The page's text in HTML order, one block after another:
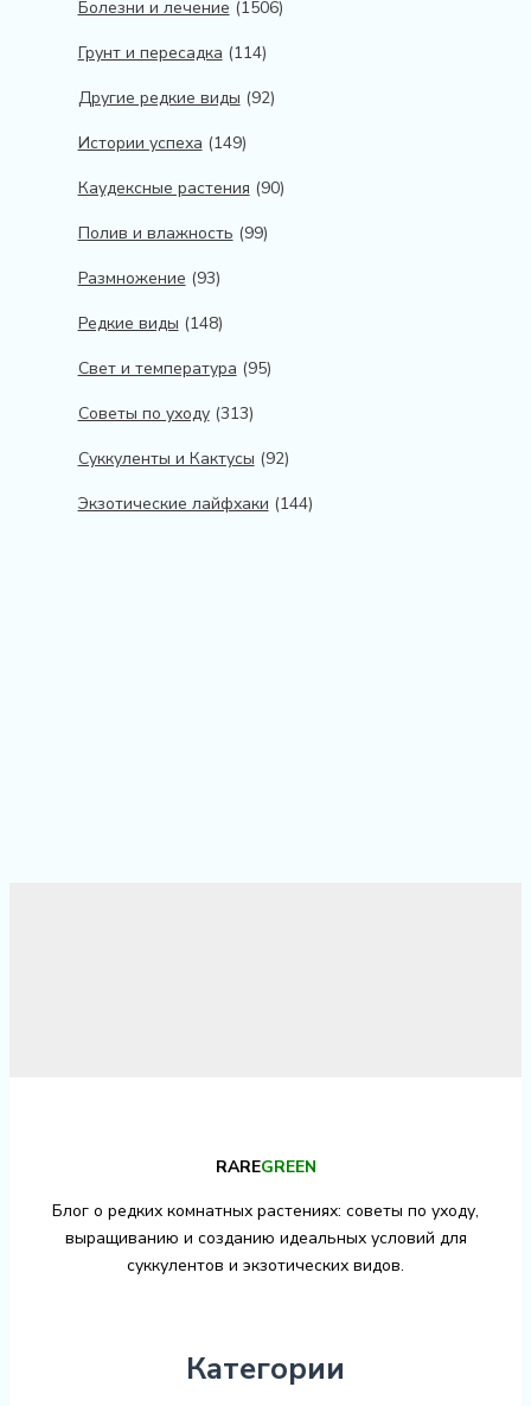
Болезни и лечение (1506)
Грунт и пересадка (114)
Другие редкие виды (92)
Истории успеха (149)
Каудексные растения (90)
Полив и влажность (99)
Размножение (93)
Редкие виды (148)
Свет и температура (95)
Советы по уходу(313)
Суккуленты и Кактусы (92)
Экзотические лайфхаки (144)
RAREGREEN
Блог о редких комнатных растениях: советы по уходу,
выращиванию и созданию идеальных условий для
суккулентов и экзотических видов.
Категории